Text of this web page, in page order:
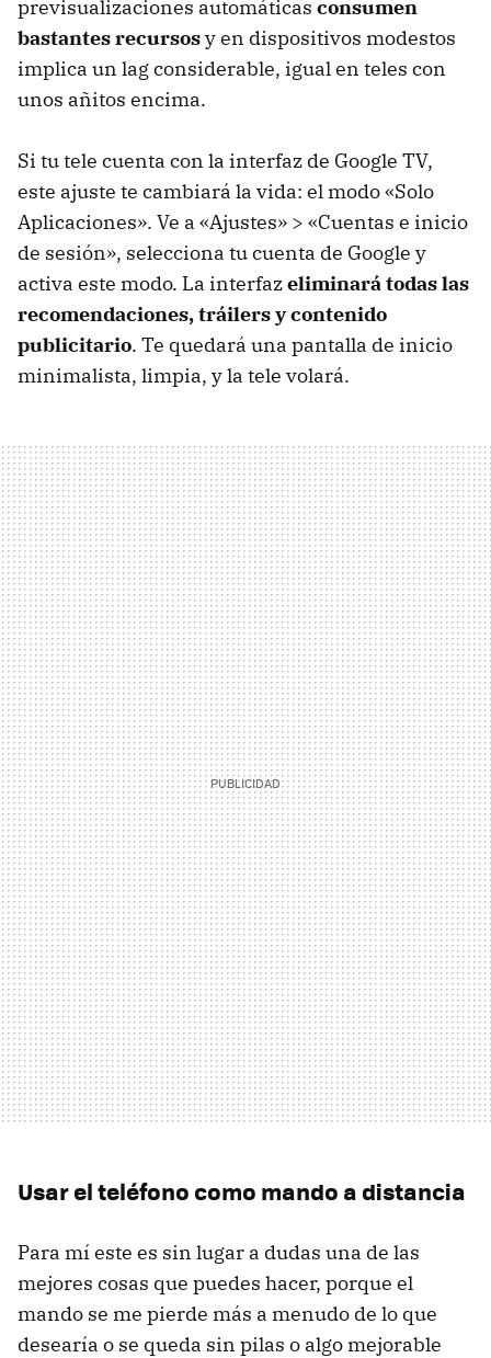
previsualizaciones automáticas consumen
bastantes recursosy en dispositivos modestos
implica un lag considerable, igual en teles con
unos añitos encima.
Si tu tele cuenta con la interfaz de Google TV,
este ajuste te cambiará la vida: el modo «Solo
Aplicaciones». Ve a «Ajustes» > «Cuentas e inicio
de sesión», selecciona tu cuenta de Google y
activa este modo. La interfazeliminará todas las
recomendaciones, tráilers y contenido
publicitario. Te quedará una pantalla de inicio
minimalista, limpia, y la tele volará.
Usar el teléfono como mando a distancia
Para mí este es sin lugar a dudas una de las
mejores cosas que puedes hacer, porque el
mando se me pierde más a menudo de lo que
desearía o se queda sin pilas o algo mejorable